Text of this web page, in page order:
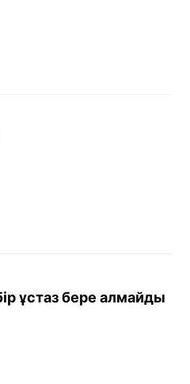
ешбір ұстаз бере алмайды